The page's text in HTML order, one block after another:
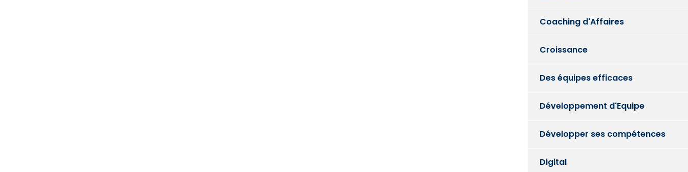
Coaching d'Affaires
Croissance
Des équipes efficaces
Développement d'Equipe
Développer ses compétences
Digital